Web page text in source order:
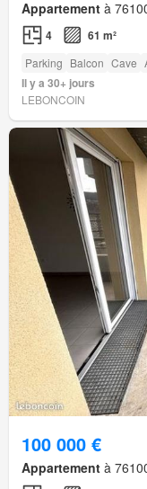
Appartement à
4 61 m²
Parking Balcon Cave
Il y a 30+ jours
LEBONCOIN
100 000 €
Appartement à